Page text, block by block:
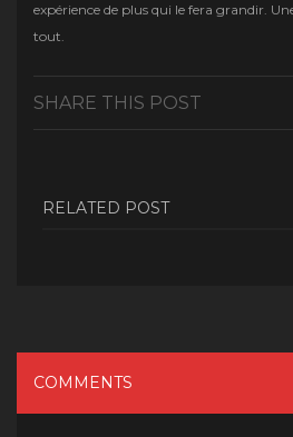
expérience de plus qui le fera grandir.
tout.
SHARE THIS POST
RELATED POST
COMMENTS